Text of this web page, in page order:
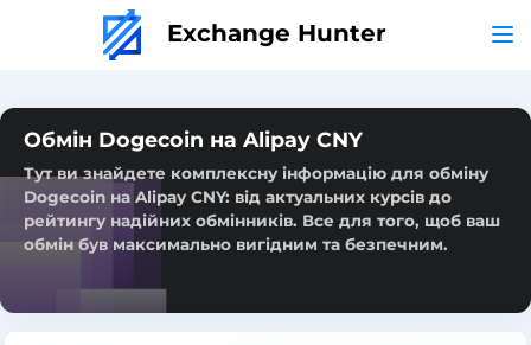
Exchange Hunter
Обмін Dogecoin на Alipay CNY
Тут ви знайдете комплексну інформацію для обміну
Dogecoin на Alipay CNY: від актуальних курсів до
рейтингу надійних обмінників. Все для того, щоб ваш
обмін був максимально вигідним та безпечним.